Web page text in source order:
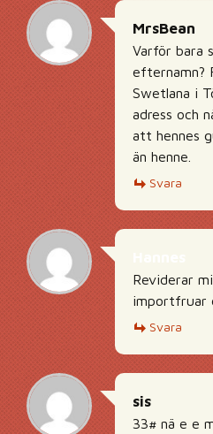
MrsBean
Varför bara
efternamn?
Swetlana i
adress och
att hennes
än henne.
Svara
Reviderar
importfruar
Svara
sis
33# nä e e